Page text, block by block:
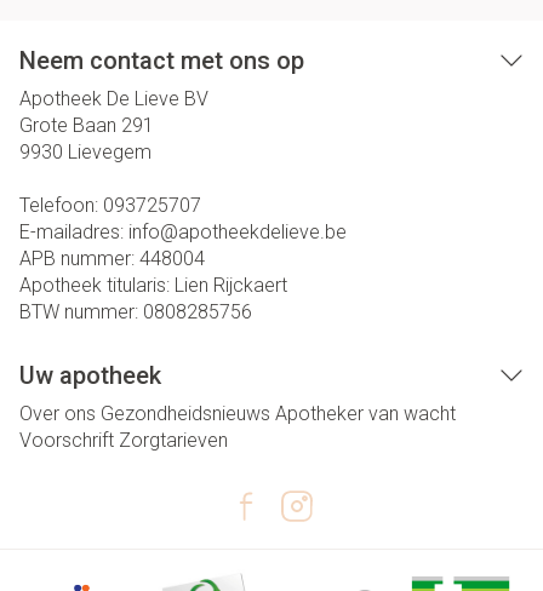
Neem contact met ons op
Apotheek De Lieve BV
Grote Baan 291
9930 Lievegem
Telefoon: 093725707
E-mailadres: info@apotheekdelieve.be
APB nummer: 448004
Apotheek titularis: Lien Rijckaert
BTW nummer: 0808285756
Uw apotheek
Over ons Gezondheidsnieuws Apotheker van wacht
Voorschrift Zorgtarieven